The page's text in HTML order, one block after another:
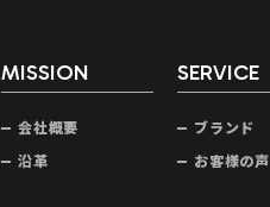
MISSION
会社概要
沿革
SERVICE
ブランド
お客様の声